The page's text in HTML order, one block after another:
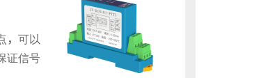
，可以
证信号